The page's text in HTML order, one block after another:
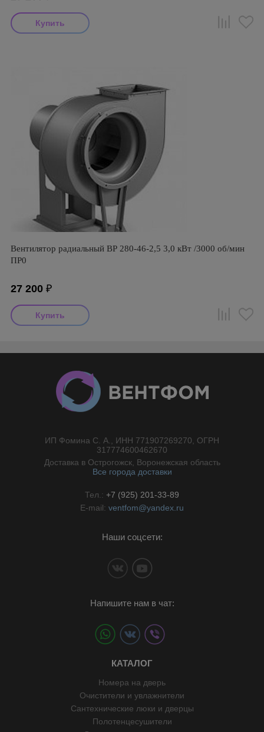
Вентилятор радиальный ВР 280-46-2,5 3,0 кВт /3000 об/мин
ПР0
27 200 ₽
ИП Фомина С. А., ИНН 771907269270, ОГРН
317774600462670
Доставка в Острогожск, Воронежская область
Все города доставки
Тел.: +7 (925) 201-33-89
E-mail: ventfom@yandex.ru
Наши соцсети:
Напишите нам в чат:
КАТАЛОГ
Номера на дверь
Очистители и увлажнители
Сантехнические люки и дверцы
Полотенцесушители